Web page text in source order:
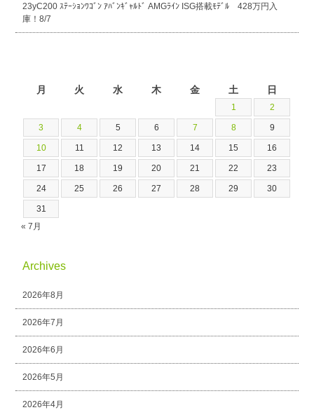
23yC200 ｽﾃｰｼｮﾝﾜｺﾞﾝ ｱﾊﾞﾝｷﾞｬﾙﾄﾞ AMGﾗｲﾝ ISG搭載ﾓﾃﾞﾙ 428万円入
庫！8/7
月 火 水 木 金 土 日
1 2
3 4 5 6 7 8 9
10 11 12 13 14 15 16
17 18 19 20 21 22 23
24 25 26 27 28 29 30
31
« 7月
Archives
2026年8月
2026年7月
2026年6月
2026年5月
2026年4月